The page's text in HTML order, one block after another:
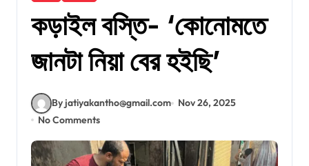
কড়াইল বস্তি- ‘কোনোমতে
জানটা নিয়া বের হইছি’
By jatiyakantho@gmail.com
Nov 26, 2025
No Comments